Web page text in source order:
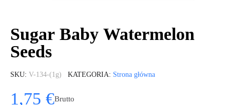
Sugar Baby Watermelon
Seeds
SKU V-134-(1g) KATEGORIA Strona główna
1,75 €Brutto